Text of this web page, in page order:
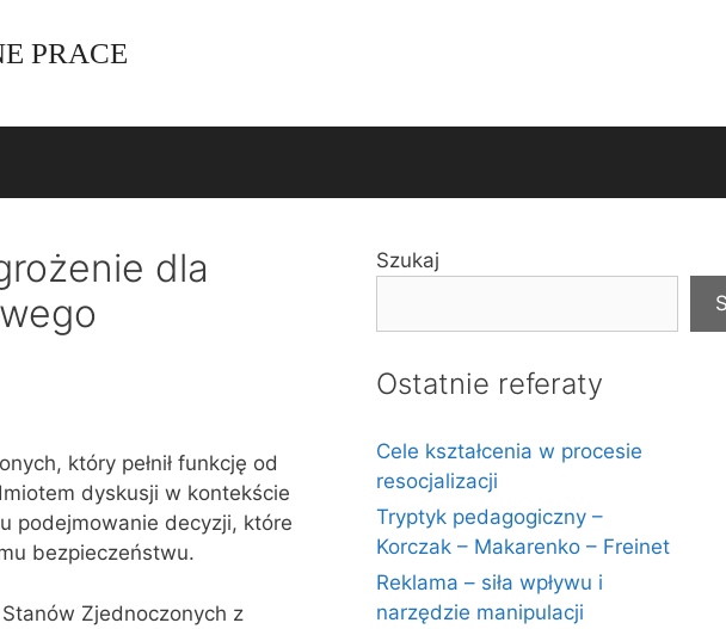
PRACE
dla
który pełnił funkcję od
dyskusji w kontekście
podejmowanie decyzji, które
bezpieczeństwu.
Zjednoczonych z
Szukaj
Ostatnie referaty
Cele kształcenia w procesie
resocjalizacji
Tryptyk pedagogiczny –
Korczak – Makarenko – Freinet
Reklama – siła wpływu i
narzędzie manipulacji